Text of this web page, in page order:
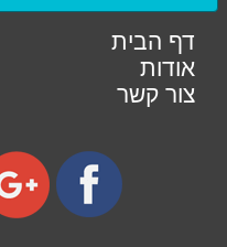
דף הבית
אודות
צור קשר